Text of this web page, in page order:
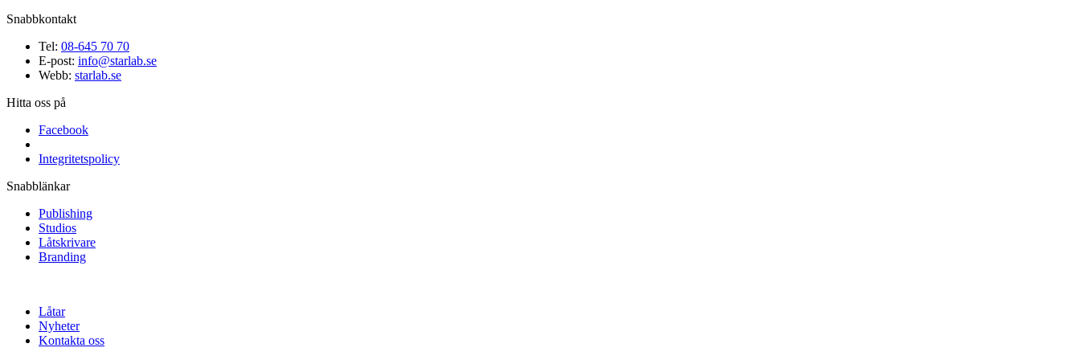
Snabbkontakt
Tel: 08-645 70 70
E-post: info@starlab.se
Webb: starlab.se
Hitta oss på
Facebook
Integritetspolicy
Snabblänkar
Publishing
Studios
Låtskrivare
Branding
Låtar
Nyheter
Kontakta oss